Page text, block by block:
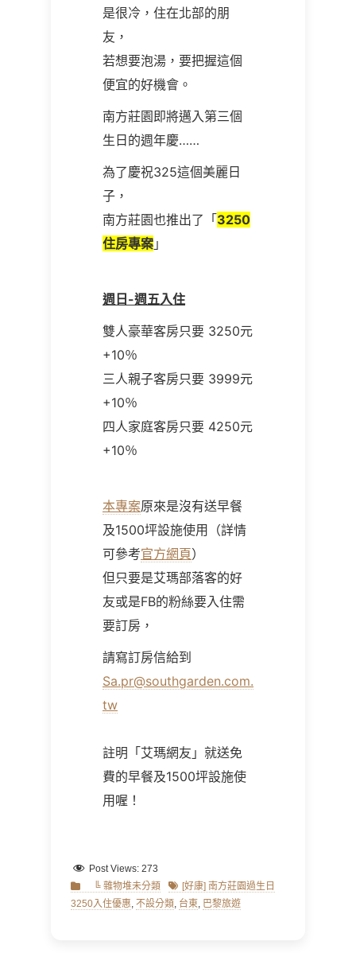
是很冷，住在北部的朋
友，
若想要泡湯，要把握這個
便宜的好機會。
南方莊園即將邁入第三個
生日的週年慶……
為了慶祝325這個美麗日
子，
南方莊園也推出了「 3250
住房專案 」
週日-週五入住
雙人豪華客房只要 3250元
+10％
三人親子客房只要 3999元
+10％
四人家庭客房只要 4250元
+10％
本專案原來是沒有送早餐
及1500坪設施使用（詳情
可參考官方網頁）
但 只要是艾瑪部落客的好
友或是FB的粉絲要入住需
要訂房，
請寫訂房信給到
Sa.pr@southgarden.com.
tw
註明「艾瑪網友」就送免
費的早餐及1500坪設施使
用 喔！
Post Views: 273
Categories
╚ 雜物堆未分類 Tags[好康] 南方莊園過生日
3250入住優惠, 不設分類, 台東, 巴黎旅遊